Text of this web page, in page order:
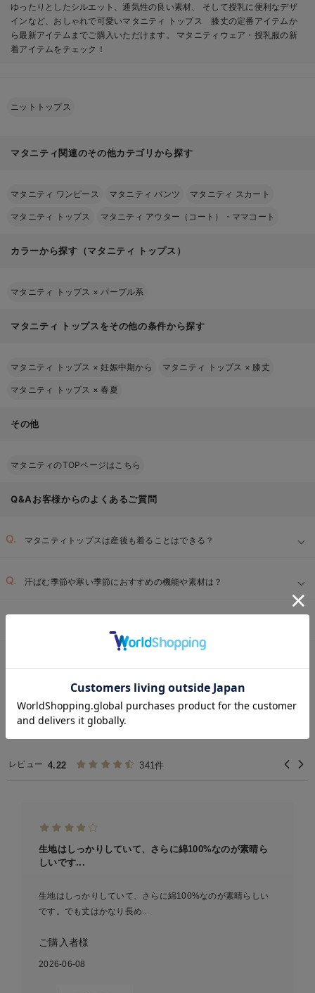
ゆったりとしたシルエット、通気性の良い素材、 そして授乳に便利なデザ
インなど、おしゃれで可愛いマタニティ トップス 膝丈の定番アイテムか
ら最新アイテムまでご購入いただけます。 マタニティウェア・授乳服の新
着アイテムをチェック！
ニットトップス
マタニティ関連のその他カテゴリから探す
マタニティ ワンピース マタニティ パンツ マタニティ スカート
マタニティ トップス マタニティ アウター（コート）・ママコート
カラーから探す（マタニティ トップス）
マタニティ トップス × パープル系
マタニティ トップスをその他の条件から探す
マタニティ トップス ×妊娠中期から マタニティ トップス × 膝丈
マタニティ トップス ×春夏
その他
マタニティのTOPページはこちら
Q&Aお客様からのよくあるご質問
マタニティトップスは産後も着ることはできる？
汗ばむ季節や寒い季節におすすめの機能や素材は？
お気に入り商品を確認する
REVIEW
マタニティ トップス 膝丈
の高評価レビュー
レビュー 4.22 341件
生地はしっかりしていて、さらに綿100%なのが素晴ら
しいです...
生地はしっかりしていて、さらに綿100%なのが素晴らしい
です。でも丈はかなり長め...
ご購入者様
2026-06-08